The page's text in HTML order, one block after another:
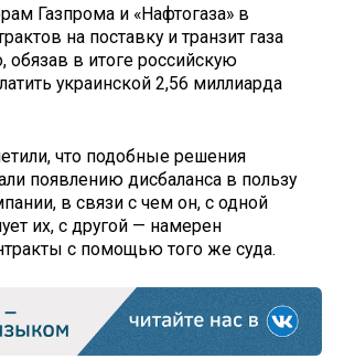
Газпрома и «Нафтогаза» в
на поставку и транзит газа
обязав в итоге российскую
украинской 2,56 миллиарда
что подобные решения
появлению дисбаланса в пользу
в связи с чем он, с одной
их, с другой — намерен
с помощью того же суда.